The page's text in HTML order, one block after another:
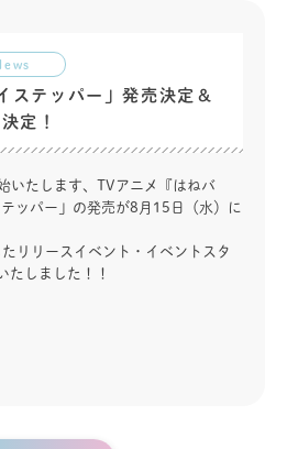
ステッパー」発売決定＆
定！
いたします、TVアニメ『はねバ
ッパー」の発売が8月15日（水）に
リリースイベント・イベントスタ
たしました！！